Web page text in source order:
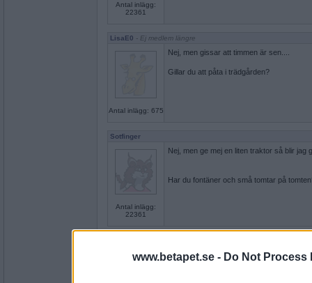
www.betapet.se - Do Not Process
Antal inlägg:
22361
LisaE0 - Ej medlem längre
Antal inlägg: 675
Nej, men gissar att timmen är sen....
Gillar du att påta i trädgården?
Sotfinger
Antal inlägg:
22361
Nej, men ge mej en liten traktor så blir jag
Har du fontäner och små tomtar på
Nej, mina tomtar trivs bäst på loftet *l*